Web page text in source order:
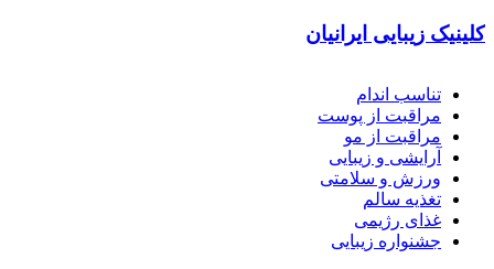
کلینیک زیبایی ایرانیان
تناسب اندام
مراقبت از پوست
مراقبت از مو
آرایشی و زیبایی
ورزش و سلامتی
تغذیه سالم
غذای رژیمی
جشنواره زیبایی